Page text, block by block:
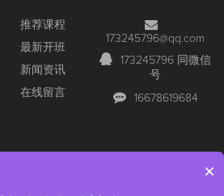
推荐课程
最新开班
新闻资讯
在线留言
173245796@qq.com
173245796 同微信
号
16678619684
×